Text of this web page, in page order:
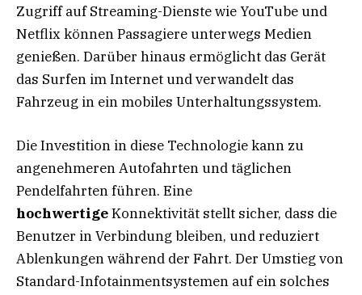
Zugriff auf Streaming-Dienste wie YouTube und
Netflix können Passagiere unterwegs Medien
genießen. Darüber hinaus ermöglicht das Gerät
das Surfen im Internet und verwandelt das
Fahrzeug in ein mobiles Unterhaltungssystem.
Die Investition in diese Technologie kann zu
angenehmeren Autofahrten und täglichen
Pendelfahrten führen. Eine
hochwertigeKonnektivität stellt sicher, dass die
Benutzer in Verbindung bleiben, und reduziert
Ablenkungen während der Fahrt. Der Umstieg von
Standard-Infotainmentsystemen auf ein solches